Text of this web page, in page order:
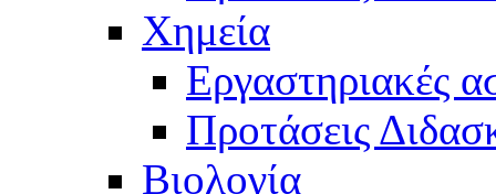
Χημεία
Εργαστηριακές
Προτάσεις
Βιολογία